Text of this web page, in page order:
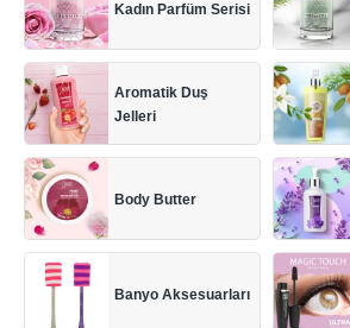
Kadın Parfüm Serisi
Aromatik Duş
Jelleri
Body Butter
Banyo Aksesuarları